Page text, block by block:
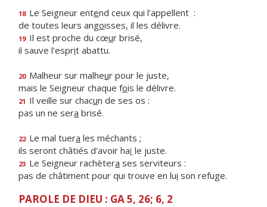
18 Le Seigneur entend ceux qui l'appellent :
de toutes leurs angoisses, il les délivre.
19 Il est proche du cœur brisé,
il sauve l'esprit abattu.
20 Malheur sur malheur pour le juste,
mais le Seigneur chaque fois le délivre.
21 Il veille sur chacun de ses os :
pas un ne sera brisé.
22 Le mal tuera les méchants ;
ils seront châtiés d'avoir haï le juste.
23 Le Seigneur rachètera ses serviteurs :
pas de châtiment pour qui trouve en lui son refuge.
PAROLE DE DIEU : GA 5, 26; 6, 2